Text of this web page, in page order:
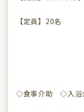
【定員】20名
◇食事介助 ◇入浴